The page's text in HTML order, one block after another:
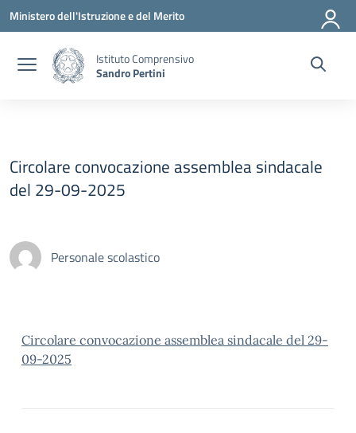
Vai ai contenuti
Vai al menu di navigazione
Vai al footer
Ministero dell'Istruzione e del Merito
Istituto Comprensivo
Sandro Pertini
Circolare convocazione assemblea sindacale
del 29-09-2025
Personale scolastico
Circolare convocazione assemblea sindacale del 29-
09-2025